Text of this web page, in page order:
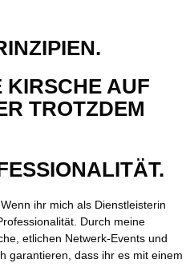
KIRSCHE AUF
TROTZDEM
ihr mich als Dienstleisterin
Durch meine
etlichen Netwerk-Events und
garantieren, dass ihr es mit einem